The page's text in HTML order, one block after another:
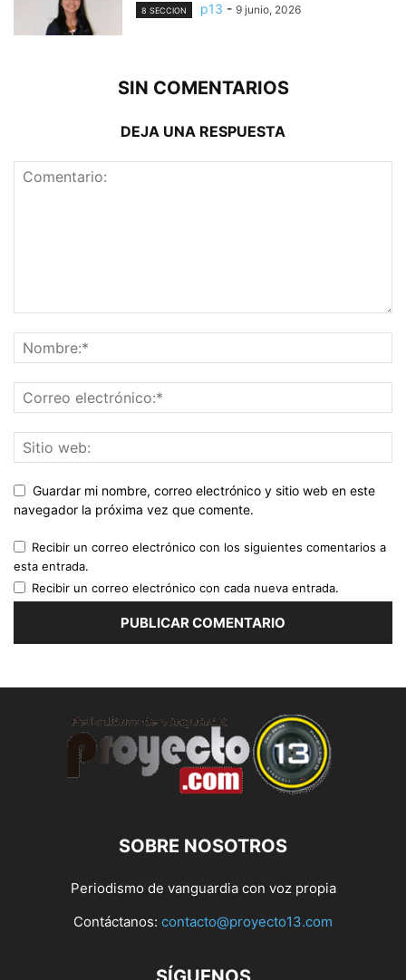
8 SECCION p13 - 9 junio, 2026
SIN COMENTARIOS
DEJA UNA RESPUESTA
Guardar mi nombre, correo electrónico y sitio web en este
navegador la próxima vez que comente.
Recibir un correo electrónico con los siguientes comentarios a
esta entrada.
Recibir un correo electrónico con cada nueva entrada.
SOBRE NOSOTROS
Periodismo de vanguardia con voz propia
Contáctanos: contacto@proyecto13.com